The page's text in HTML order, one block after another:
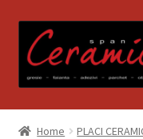
la
navigare
la
conținut
Prima pagină
Home PLACI